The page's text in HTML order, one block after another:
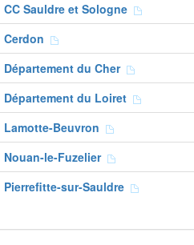
CC Sauldre et Sologne
Cerdon
Département du Cher
Département du Loiret
Lamotte-Beuvron
Nouan-le-Fuzelier
Pierrefitte-sur-Sauldre